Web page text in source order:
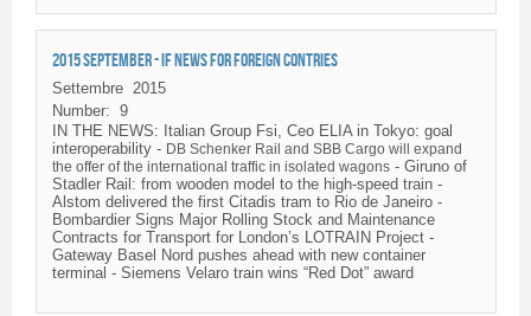
2015 SEPTEMBER - IF NEWS FOR FOREIGN CONTRIES
Settembre
2015
Number: 9
IN THE NEWS: Italian Group Fsi Ceo ELIAin Tokyo: goal
interoperability - DB SchenkerRail and SBBCargo will expand
the offer of the international traffic in isolated wagons- Girunoof
StadlerRail: from wooden model to the high-speed train -
Alstom delivered the first Citadis tram to Rio de Janeiro -
Bombardier Signs Major Rolling Stock and Maintenance
Contracts for Transport for London’s
LOTRAIN Project -
Gateway Basel Nord pushes ahead with new container
terminal - Siemens Velarotrain wins “Red Dot” award